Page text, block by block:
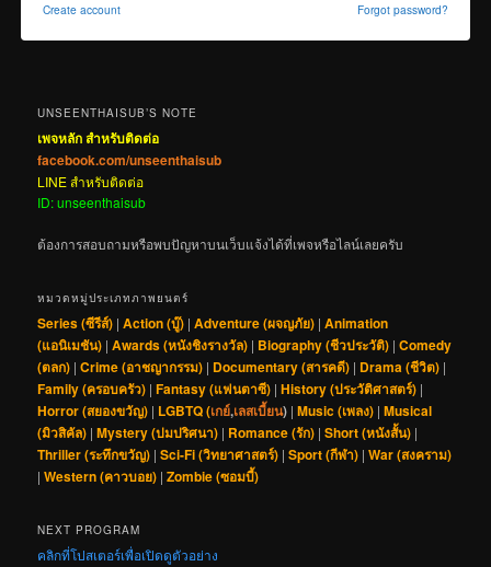
Create account Forgot password?
UNSEENTHAISUB’S NOTE
เพจหลัก สำหรับติดต่อ
facebook.com/unseenthaisub
LINE สำหรับติดต่อ
ID: unseenthaisub
ต้องการสอบถามหรือพบปัญหาบนเว็บแจ้งได้ที่เพจหรือไลน์เลยครับ
หมวดหมู่ประเภทภาพยนตร์
Series (ซีรีส์) |Action (บู๊) |Adventure (ผจญภัย) |Animation
(แอนิเมชัน) |Awards (หนังชิงรางวัล) | Biography (ชีวประวัติ) |Comedy
(ตลก) |Crime (อาชญากรรม) | Documentary (สารคดี) | Drama (ชีวิต) |
Family (ครอบครัว) |Fantasy (แฟนตาซี) |History (ประวัติศาสตร์) |
Horror (สยองขวัญ) | LGBTQ (เกย์,เลสเบี้ยน) |Music (เพลง) |Musical
(มิวสิคัล) |Mystery (ปมปริศนา) | Romance (รัก) |Short (หนังสั้น) |
Thriller (ระทึกขวัญ) |Sci-Fi (วิทยาศาสตร์) |Sport (กีฬา) |War (สงคราม)
|Western (คาวบอย) |Zombie (ซอมบี้)
NEXT PROGRAM
คลิกที่โปสเตอร์เพื่อเปิดดูตัวอย่าง